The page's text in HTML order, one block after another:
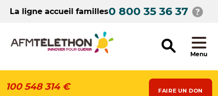
contenuLa ligne accueil familles0 800 35 36 37
Menu
100 548 314 € FAIRE UN DON